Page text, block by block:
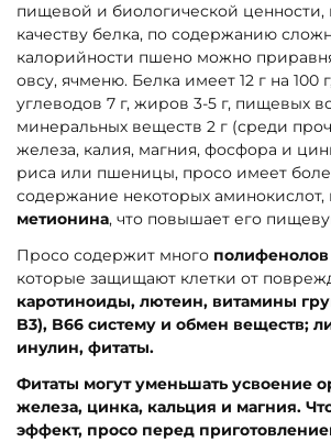
пищевой и биологической
качеству белка, по содержанию
калорийности пшено можно
овсу, ячменю. Белка имеет 12 г на 100
углеводов 7 г, жиров 3-5 г, пищевых
минеральных веществ 2 г (среди
железа, калия, магния, фосфора и
риса или пшеницы, просо имеет
содержание некоторых аминокислот,
метионина, что повышает его
Просо содержит много
которые защищают клетки от
каротиноиды, лютеин, витамины
B3), B66 систему и обмен веществ;
инулин, фитаты.
Фитаты могут уменьшать усвоение
железа, цинка, кальция и магния.
эффект, просо перед